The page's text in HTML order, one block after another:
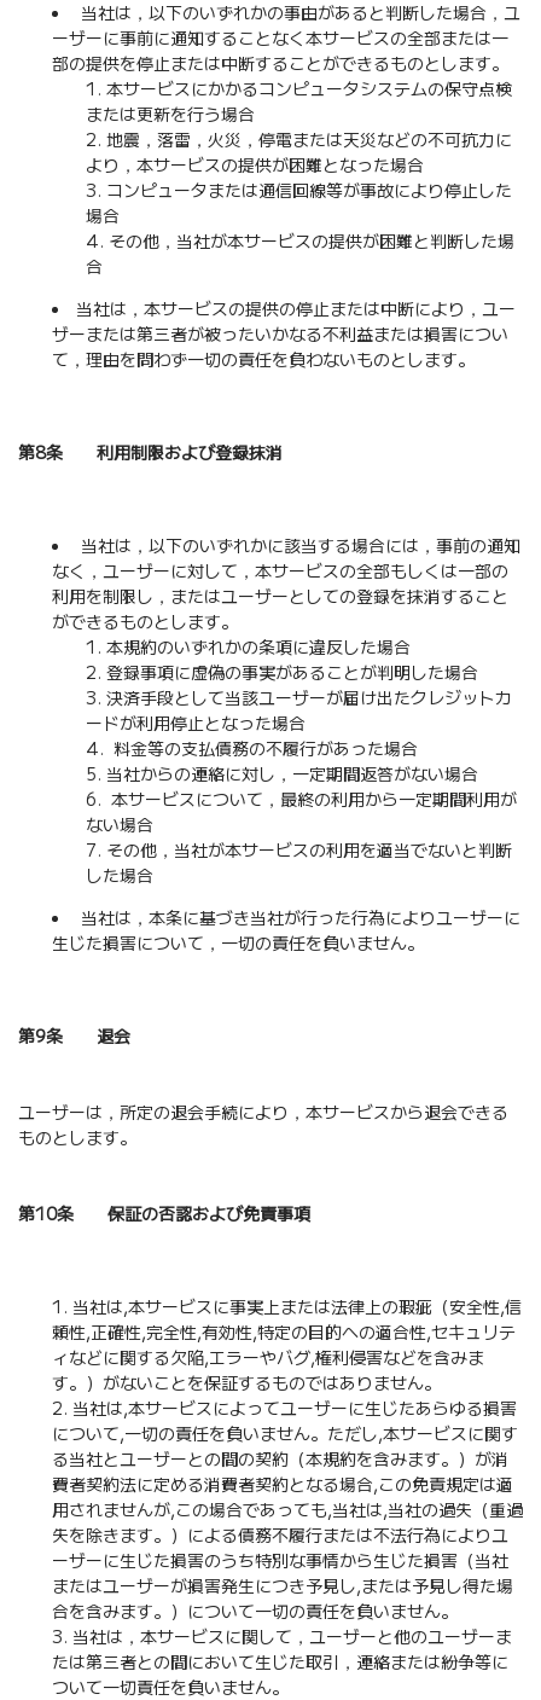
当社は，以下のいずれかの事由があると判断した場合，ユ
ーザーに事前に通知することなく本サービスの全部または一
部の提供を停止または中断することができるものとします。
本サービスにかかるコンピュータシステムの保守点検
または更新を行う場合
地震，落雷，火災，停電または天災などの不可抗力に
より，本サービスの提供が困難となった場合
コンピュータまたは通信回線等が事故により停止した
場合
その他，当社が本サービスの提供が困難と判断した場
合
当社は，本サービスの提供の停止または中断により，ユー
ザーまたは第三者が被ったいかなる不利益または損害につい
て，理由を問わず一切の責任を負わないものとします。
第8条 利用制限および登録抹消
当社は，以下のいずれかに該当する場合には，事前の通知
なく，ユーザーに対して，本サービスの全部もしくは一部の
利用を制限し，またはユーザーとしての登録を抹消すること
ができるものとします。
本規約のいずれかの条項に違反した場合
登録事項に虚偽の事実があることが判明した場合
決済手段として当該ユーザーが届け出たクレジットカ
ードが利用停止となった場合
料金等の支払債務の不履行があった場合
当社からの連絡に対し，一定期間返答がない場合
本サービスについて，最終の利用から一定期間利用が
ない場合
その他，当社が本サービスの利用を適当でないと判断
した場合
当社は，本条に基づき当社が行った行為によりユーザーに
生じた損害について，一切の責任を負いません。
第9条 退会
ユーザーは，所定の退会手続により，本サービスから退会できる
ものとします。
第10条 保証の否認および免責事項
当社は,本サービスに事実上または法律上の瑕疵（安全性,信
頼性,正確性,完全性,有効性,特定の目的への適合性,セキュリテ
ィなどに関する欠陥,エラーやバグ,権利侵害などを含みま
す。）がないことを保証するものではありません。
当社は,本サービスによってユーザーに生じたあらゆる損害
について,一切の責任を負いません。ただし,本サービスに関す
る当社とユーザーとの間の契約（本規約を含みます。）が消
費者契約法に定める消費者契約となる場合,この免責規定は適
用されませんが,この場合であっても,当社は,当社の過失（重過
失を除きます。）による債務不履行または不法行為によりユ
ーザーに生じた損害のうち特別な事情から生じた損害（当社
またはユーザーが損害発生につき予見し,または予見し得た場
合を含みます。）について一切の責任を負いません。
当社は，本サービスに関して，ユーザーと他のユーザーま
たは第三者との間において生じた取引，連絡または紛争等に
ついて一切責任を負いません。